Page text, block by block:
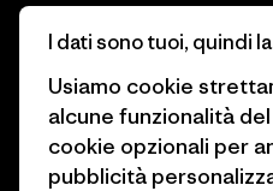
Come finanziamo
Buoni regalo
Trova un negozio
sito
I dati sono tuoi, quindi
Usiamo cookie
alcune funzionalità
cookie opzionali per
pubblicità